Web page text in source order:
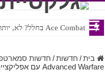
Ace Combat בחלל? לא, יותר מזה. ביקורת המשחק Chorus
Steven Universe והשירים שתורגמו בצורה נוראית לעברית
בית / חדשות / חדשות
Advanced Warfare עם אפליקציית ה"חבר"